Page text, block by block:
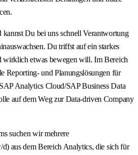
kannst Du bei uns schnell Verantwortung
Du triffst auf ein starkes
wirklich etwas bewegen will. Im Bereich
Reporting- und Planungslösungen für
Analytics Cloud/SAP Business Data
auf dem Weg zur Data-driven Company
suchen wir mehrere
aus dem Bereich Analytics, die sich für